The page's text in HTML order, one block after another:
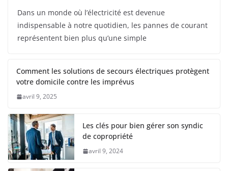
Dans un monde où l’électricité est devenue
indispensable à notre quotidien, les pannes de courant
représentent bien plus qu’une simple
Comment les solutions de secours électriques protègent
votre domicile contre les imprévus
avril 9, 2025
Les clés pour bien gérer son syndic
de copropriété
avril 9, 2024